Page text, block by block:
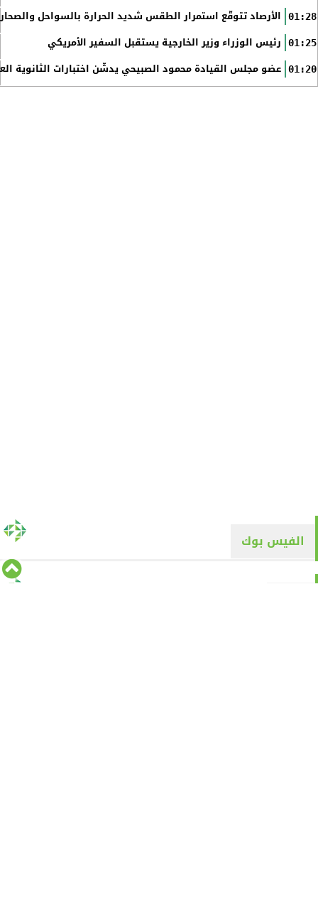
01:28 الأرصاد تتوقّع استمرار الطقس شديد الحرارة بالسواحل
01:25 رئيس الوزراء وزير الخارجية يستقبل السفير الأمريكي
01:20 عضو مجلس القيادة محمود الصبيحي يدشّن اختبارات الثانوية
الفيس بوك